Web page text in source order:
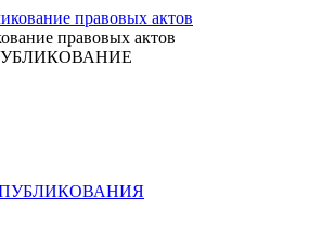
правовых актов